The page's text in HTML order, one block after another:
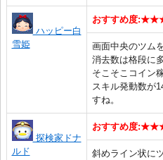
ハッピー白
雪姫
おすすめ度
画面中央のツム
消去数は格段に
そこそこコイン
スキル発動数が
すね。
探検家ドナ
ルド
おすすめ度
斜めライン状に